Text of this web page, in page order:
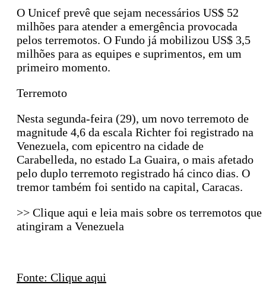
O Unicef prevê que sejam necessários US$ 52
milhões para atender a emergência provocada
pelos terremotos. O Fundo já mobilizou US$ 3,5
milhões para as equipes e suprimentos, em um
primeiro momento.
Terremoto
Nesta segunda-feira (29), um novo terremoto de
magnitude 4,6 da escala Richter foi registrado na
Venezuela, com epicentro na cidade de
Carabelleda, no estado La Guaira, o mais afetado
pelo duplo terremoto registrado há cinco dias. O
tremor também foi sentido na capital, Caracas.
>> Clique aqui e leia mais sobre os terremotos que
atingiram a Venezuela
Fonte: Clique aqui